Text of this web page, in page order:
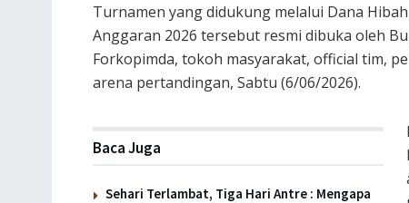
Turnamen yang didukung melalui Dana
Anggaran 2026 tersebut resmi dibuka oleh
Forkopimda, tokoh masyarakat, official tim,
arena pertandingan, Sabtu (6/06/2026).
Baca Juga
Sehari Terlambat, Tiga Hari Antre : Mengapa